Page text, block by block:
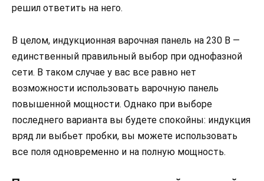
решил ответить на него.
В целом, индукционная варочная панель на 230 В —
единственный правильный выбор при однофазной
сети. В таком случае у вас все равно нет
возможности использовать варочную панель
повышенной мощности. Однако при выборе
последнего варианта вы будете спокойны: индукция
вряд ли выбьет пробки, вы можете использовать
все поля одновременно и на полную мощность.